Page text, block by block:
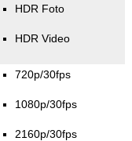
HDR Foto
HDR Video
720p/30fps
1080p/30fps
2160p/30fps